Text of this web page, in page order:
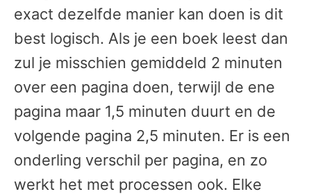
exact dezelfde manier kan doen is dit
best logisch. Als je een boek leest dan
zul je misschien gemiddeld 2 minuten
over een pagina doen, terwijl de ene
pagina maar 1,5 minuten duurt en de
volgende pagina 2,5 minuten. Er is een
onderling verschil per pagina, en zo
werkt het met processen ook. Elke